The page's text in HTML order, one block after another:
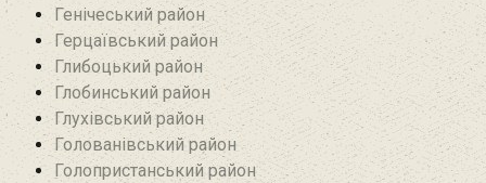
Генічеський район
Герцаївський район
Глибоцький район
Глобинський район
Глухівський район‎
Голованівський район
Голопристанський район